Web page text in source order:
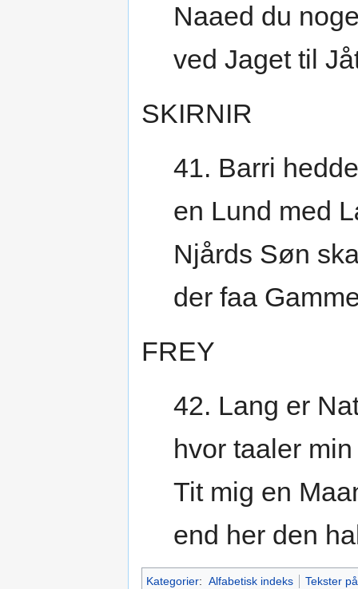
Naaed du
ved Jaget til
SKIRNIR
41. Barri
en Lund med
Njårds Søn
der faa
FREY
42. Lang er
hvor taaler
Tit mig en
end her den
Kategorier: Alfabetisk indeks Tekster